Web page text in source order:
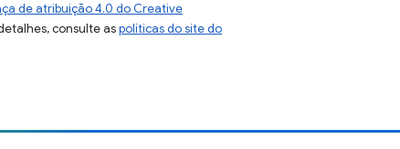
de atribuição 4.0 do Creative
consulte aspolíticas do site do